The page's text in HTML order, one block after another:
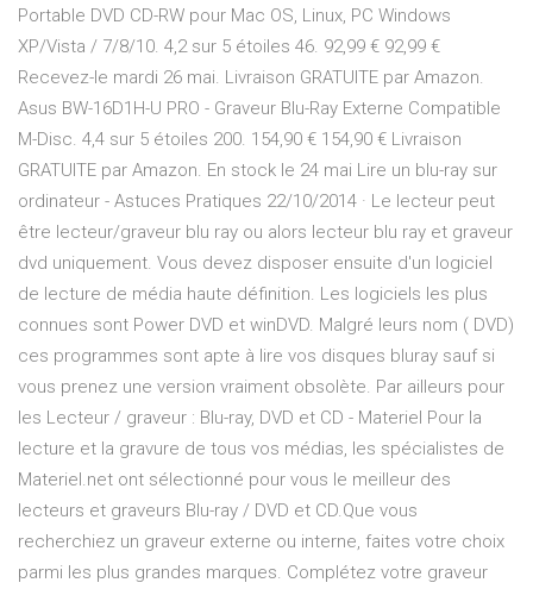
Portable DVD CD-RW pour Mac OS, Linux, PC Windows
XP/Vista / 7/8/10. 4,2 sur 5 étoiles 46. 92,99 € 92,99 €
Recevez-le mardi 26 mai. Livraison GRATUITE par Amazon.
Asus BW-16D1H-U PRO - Graveur Blu-Ray Externe Compatible
M-Disc. 4,4 sur 5 étoiles 200. 154,90 € 154,90 € Livraison
GRATUITE par Amazon. En stock le 24 mai Lire un blu-ray sur
ordinateur - Astuces Pratiques 22/10/2014 · Le lecteur peut
être lecteur/graveur blu ray ou alors lecteur blu ray et graveur
dvd uniquement. Vous devez disposer ensuite d'un logiciel
de lecture de média haute définition. Les logiciels les plus
connues sont Power DVD et winDVD. Malgré leurs nom ( DVD)
ces programmes sont apte à lire vos disques bluray sauf si
vous prenez une version vraiment obsolète. Par ailleurs pour
les Lecteur / graveur : Blu-ray, DVD et CD - Materiel Pour la
lecture et la gravure de tous vos médias, les spécialistes de
Materiel.net ont sélectionné pour vous le meilleur des
lecteurs et graveurs Blu-ray / DVD et CD.Que vous
recherchiez un graveur externe ou interne, faites votre choix
parmi les plus grandes marques. Complétez votre graveur